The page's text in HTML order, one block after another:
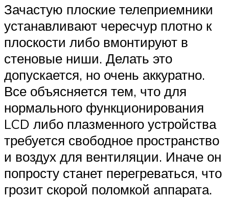
Зачастую плоские телеприемники
устанавливают чересчур плотно к
плоскости либо вмонтируют в
стеновые ниши. Делать это
допускается, но очень аккуратно.
Все объясняется тем, что для
нормального функционирования
LCD либо плазменного устройства
требуется свободное пространство
и воздух для вентиляции. Иначе он
попросту станет перегреваться, что
грозит скорой поломкой аппарата.